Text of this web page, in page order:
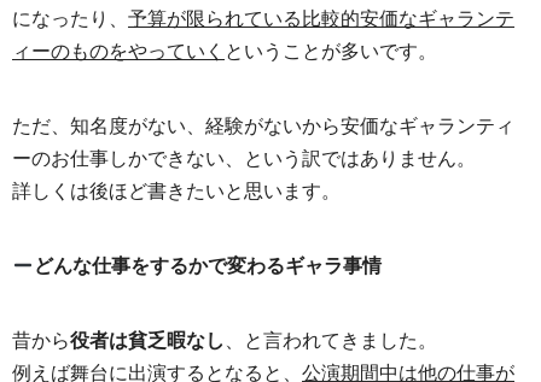
になったり、 予算が限られている比較的安価なギャランテ
ィーのものをやっていく ということが多いです。
ただ、知名度がない、経験がないから安価なギャランティ
ーのお仕事しかできない、という訳ではありません。
詳しくは後ほど書きたいと思います。
どんな仕事をするかで変わるギャラ事情
昔から役者は貧乏暇なし、と言われてきました。
例えば舞台に出演するとなると、 公演期間中は他の仕事が